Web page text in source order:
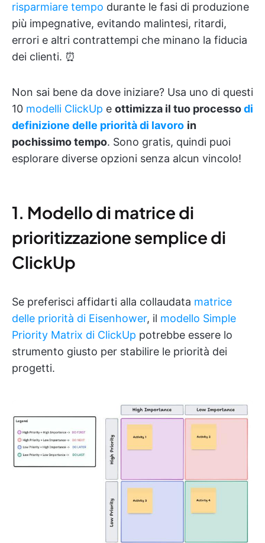
risparmiare tempo durante le fasi di produzione
più impegnative, evitando malintesi, ritardi,
errori e altri contrattempi che minano la fiducia
dei clienti. ⏰
Non sai bene da dove iniziare? Usa uno di questi
10 modelli ClickUp e ottimizza il tuo processodi
definizione delle priorità di lavoro in
pochissimo tempo. Sono gratis, quindi puoi
esplorare diverse opzioni senza alcun vincolo!
1. Modello di matrice di
prioritizzazione semplice di
ClickUp
Se preferisci affidarti alla collaudata matrice
delle priorità di Eisenhower, il modello Simple
Priority Matrix di ClickUp potrebbe essere lo
strumento giusto per stabilire le priorità dei
progetti.